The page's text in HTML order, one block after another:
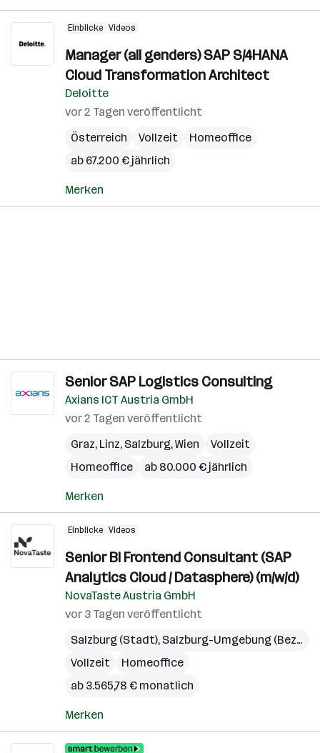
Einblicke Videos
Manager (all genders) SAP S/4HANA
Cloud Transformation Architect
Deloitte
vor 2 Tagen veröffentlicht
Österreich
Vollzeit
Homeoffice
ab 67.200 € jährlich
Merken
Senior SAP Logistics Consulting
Axians ICT Austria GmbH
vor 2 Tagen veröffentlicht
Graz, Linz, Salzburg,Wien
Vollzeit
Homeoffice
ab 80.000 € jährlich
Merken
Einblicke Videos
Senior BI Frontend Consultant (SAP
Analytics Cloud / Datasphere) (m/w/d)
NovaTaste Austria GmbH
vor 3 Tagen veröffentlicht
Salzburg (Stadt), Salzburg-Umgebung (Bezirk)
Vollzeit
Homeoffice
ab 3.565,78 € monatlich
Merken